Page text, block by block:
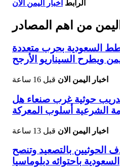
الرابط اخبار اليمن الان
اليمن من اهم المصادر
السعودية بحرب متعددة
ويطرح السيناريو الأرجح
اخبار اليمن الان قبل 16 ساعة
حوثية غرب صنعاء هل
الشرعية أسلوب المعركة
اخبار اليمن الان قبل 13 ساعة
بالتصعيد وتنصح
السعودية باحتوائه دبلوماسيا